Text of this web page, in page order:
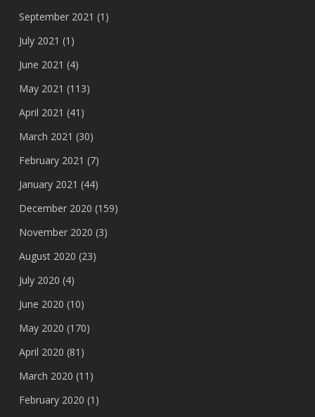
September 2021 (1)
July 2021 (1)
June 2021 (4)
May 2021 (113)
April 2021 (41)
March 2021 (30)
February 2021 (7)
January 2021 (44)
December 2020 (159)
November 2020 (3)
August 2020 (23)
July 2020 (4)
June 2020 (10)
May 2020 (170)
April 2020 (81)
March 2020 (11)
February 2020 (1)